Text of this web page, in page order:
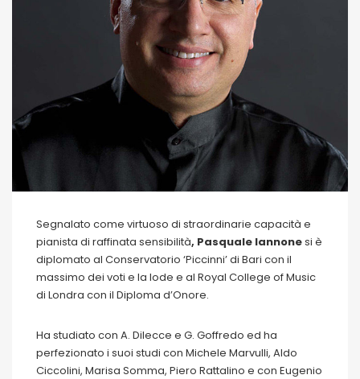
Segnalato come virtuoso di straordinarie capacità e
pianista di raffinata sensibilità, Pasquale Iannonesi è
diplomato al Conservatorio ‘Piccinni’ di Bari con il
massimo dei voti e la lode e al Royal College of Music
di Londra con il Diploma d’Onore.
Ha studiato con A. Dilecce e G. Goffredo ed ha
perfezionato i suoi studi con Michele Marvulli, Aldo
Ciccolini, Marisa Somma, Piero Rattalino e con Eugenio